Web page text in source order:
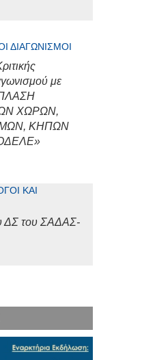
ΔΙΑΓΩΝΙΣΜΟΊ
με
ΧΩΡΩΝ,
ΚΗΠΩΝ
ΚΑΙ
ΔΣ του ΣΑΔΑΣ-